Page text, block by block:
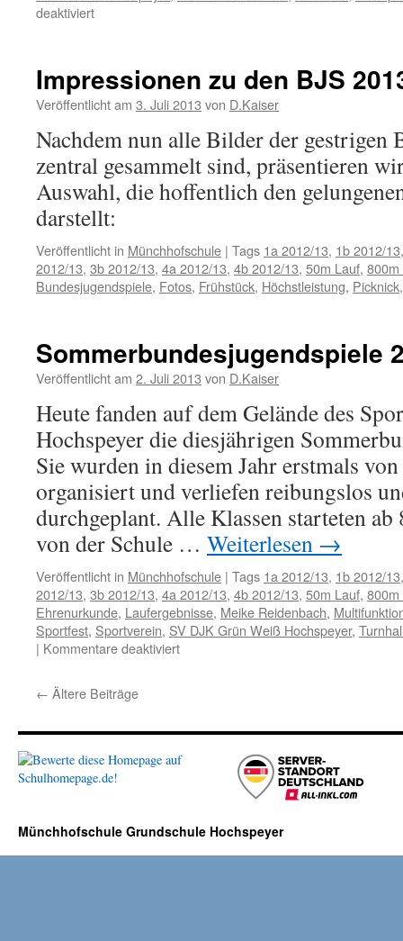
deaktiviertfür
Impressionen zu den BJS
Veröffentlicht am 3. Juli 2013 von D.Kaiser
Nachdem nun alle Bilder der gestrigen
zentral gesammelt sind, präsentieren
Auswahl, die hoffentlich den
darstellt:
Veröffentlicht in Münchhofschule | Tags 1a 2012/13, 1b 2012/13
2012/13, 3b 2012/13, 4a 2012/13, 4b 2012/13, 50m Lauf, 800m
Bundesjugendspiele, Fotos, Frühstück, Höchstleistung, Picknick
Sommerbundesjugendspiele
Veröffentlicht am 2. Juli 2013 von D.Kaiser
Heute fanden auf dem Gelände des
Hochspeyer die diesjährigen
Sie wurden in diesem Jahr erstmals
organisiert und verliefen reibungslos
durchgeplant. Alle Klassen starteten
von der Schule … Weiterlesen →
Veröffentlicht in Münchhofschule | Tags 1a 2012/13, 1b 2012/13
2012/13, 3b 2012/13, 4a 2012/13, 4b 2012/13, 50m Lauf, 800m
Ehrenurkunde, Laufergebnisse, Meike Reidenbach,
Sportfest, Sportverein, SV DJK Grün Weiß Hochspeyer,
| Kommentare deaktiviertfür
← Ältere Beiträge
Münchhofschule Grundschule Hochspeyer